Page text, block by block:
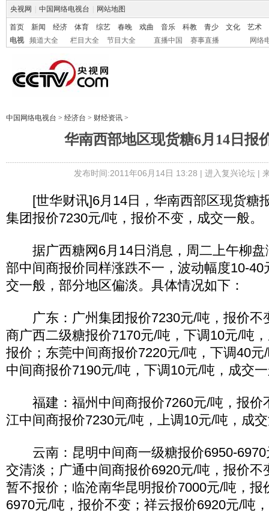
央视网 中国网络电视台 网站地图
首页 新闻 经济 体育 综艺 春晚 戏曲 音乐 科教 青少 文化
艺术
电视
频道大全 栏目大全 节目大全 直播中国 赛事直播 网络
中国网络电视台 > 经济台 > 财经资讯 >
华南西部地区现货糖6月14日报
发布时间:2011年06月14日 13:28 | 进入复兴论坛|
[世华财讯]6月14日，华南西部区现货糖
集团报价7230元/吨，报价不变，成交一般。
据广西糖网6月14日消息，周二上午柳盘
部中间商报价同样涨跌不一，波动幅度10-
交一般，部分地区偏淡。具体情况如下：
广东：广州集团报价7230元/吨，报价不
商广西二级糖报价7170元/吨，下调10元/吨
报价；东莞中间商报价7220元/吨，下调40
中间商报价7190元/吨，下调10元/吨，成交
福建：福州中间商报价7260元/吨，报价
江中间商报价7230元/吨，上调10元/吨，成
云南：昆明中间商一级糖报价6950-6970
交清淡；广通中间商报价6920元/吨，报价不
暂不报价；临沧南华昆明报价7000元/吨，报
6970元/吨，报价不变；祥云报价6920元/吨